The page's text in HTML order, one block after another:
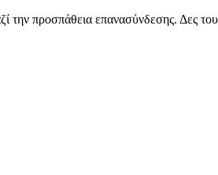
την προσπάθεια επανασύνδεσης. Δες